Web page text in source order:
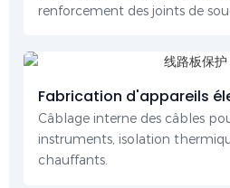
renforcement des joints de
Fabrication d'appareils
Câblage interne des câbles
instruments, isolation
chauffants.